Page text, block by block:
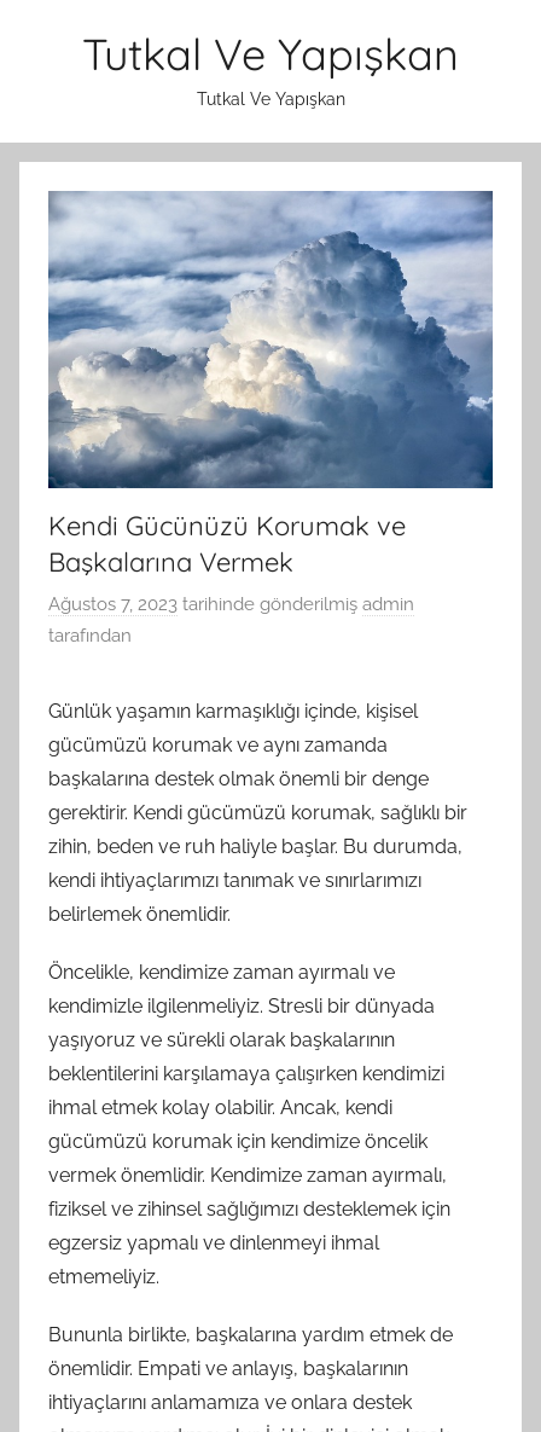
Tutkal Ve Yapışkan
Tutkal Ve Yapışkan
Kendi Gücünüzü Korumak ve
Başkalarına Vermek
Ağustos 7, 2023 tarihinde gönderilmiş admin
tarafından
Günlük yaşamın karmaşıklığı içinde, kişisel
gücümüzü korumak ve aynı zamanda
başkalarına destek olmak önemli bir denge
gerektirir. Kendi gücümüzü korumak, sağlıklı bir
zihin, beden ve ruh haliyle başlar. Bu durumda,
kendi ihtiyaçlarımızı tanımak ve sınırlarımızı
belirlemek önemlidir.
Öncelikle, kendimize zaman ayırmalı ve
kendimizle ilgilenmeliyiz. Stresli bir dünyada
yaşıyoruz ve sürekli olarak başkalarının
beklentilerini karşılamaya çalışırken kendimizi
ihmal etmek kolay olabilir. Ancak, kendi
gücümüzü korumak için kendimize öncelik
vermek önemlidir. Kendimize zaman ayırmalı,
fiziksel ve zihinsel sağlığımızı desteklemek için
egzersiz yapmalı ve dinlenmeyi ihmal
etmemeliyiz.
Bununla birlikte, başkalarına yardım etmek de
önemlidir. Empati ve anlayış, başkalarının
ihtiyaçlarını anlamamıza ve onlara destek